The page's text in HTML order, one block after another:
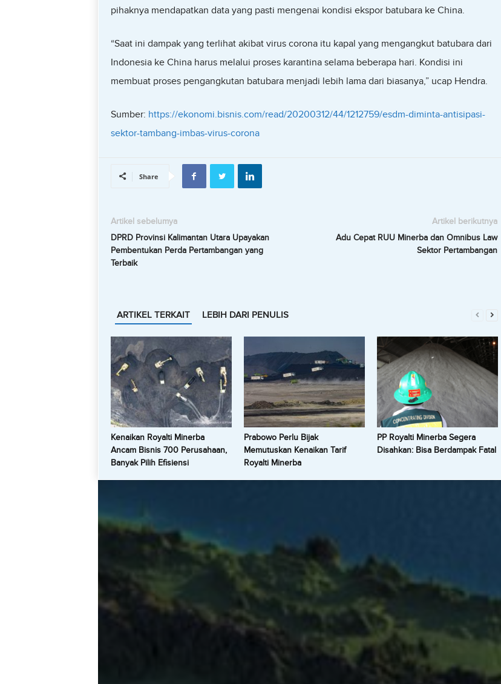
pihaknya mendapatkan data yang pasti mengenai kondisi ekspor batubara ke China.
“Saat ini dampak yang terlihat akibat virus corona itu kapal yang mengangkut batubara dari
Indonesia ke China harus melalui proses karantina selama beberapa hari. Kondisi ini
membuat proses pengangkutan batubara menjadi lebih lama dari biasanya,” ucap Hendra.
Sumber: https://ekonomi.bisnis.com/read/20200312/44/1212759/esdm-diminta-antisipasi-
sektor-tambang-imbas-virus-corona
Share
Artikel sebelumya
DPRD Provinsi Kalimantan Utara Upayakan
Pembentukan Perda Pertambangan yang
Terbaik
Artikel berikutnya
Adu Cepat RUU Minerba dan Omnibus Law
Sektor Pertambangan
ARTIKEL TERKAIT LEBIH DARI PENULIS
Kenaikan Royalti Minerba
Ancam Bisnis 700 Perusahaan,
Banyak Pilih Efisiensi
Prabowo Perlu Bijak
Memutuskan Kenaikan Tarif
Royalti Minerba
PP Royalti Minerba Segera
Disahkan: Bisa Berdampak Fatal